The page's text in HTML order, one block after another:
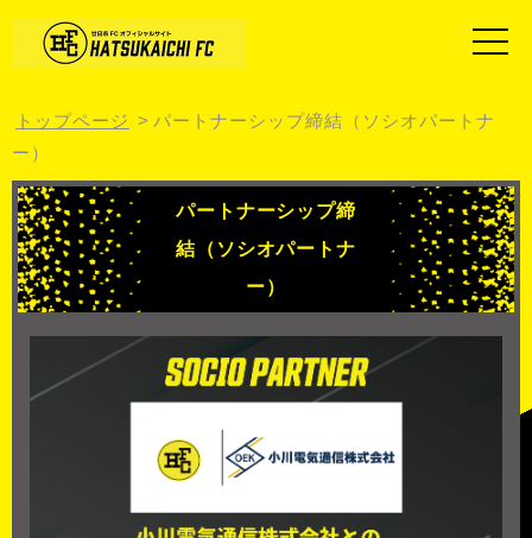
トップページ
パートナーシップ締結（ソシオパートナ
ー）
パートナーシップ締
結（ソシオパートナ
ー）